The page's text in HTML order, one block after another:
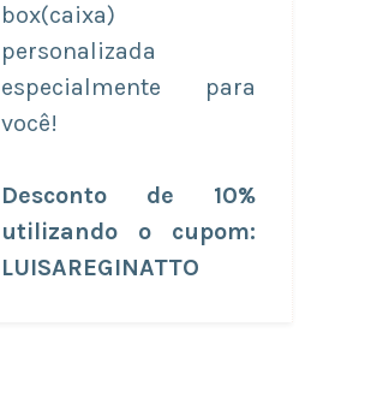
box(caixa)
personalizada
especialmente para
você!
Desconto de 10%
utilizando o cupom:
LUISAREGINATTO